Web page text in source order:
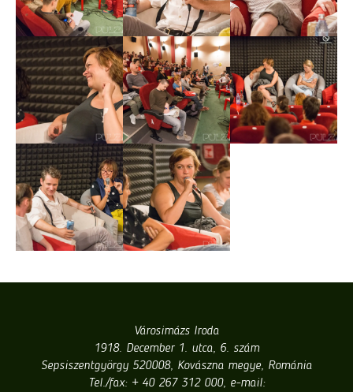
Városimázs Iroda
1918. December 1. utca, 6. szám
Sepsiszentgyörgy 520008, Kovászna megye, Románia
Tel./fax: + 40 267 312 000, e-mail: